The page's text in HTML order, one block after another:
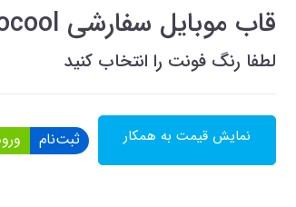
قاب موبایل سفارشی im ok | socool (کد 0425)
لطفا رنگ فونت را انتخاب کنید
نمایش قیمت به همکار ثبت‌نام